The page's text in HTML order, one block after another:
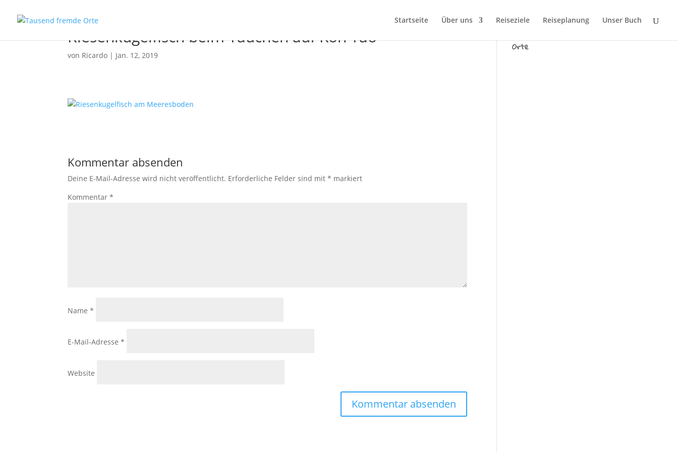
Startseite Über uns Reiseziele Reiseplanung Unser Buch
Riesenkugelfisch beim Tauchen auf Koh Tao
von Ricardo | Jan. 12, 2019
Kommentar absenden
Deine E-Mail-Adresse wird nicht veröffentlicht. Erforderliche Felder sind mit* markiert
Kommentar*
Name*
E-Mail-Adresse*
Website
Orte